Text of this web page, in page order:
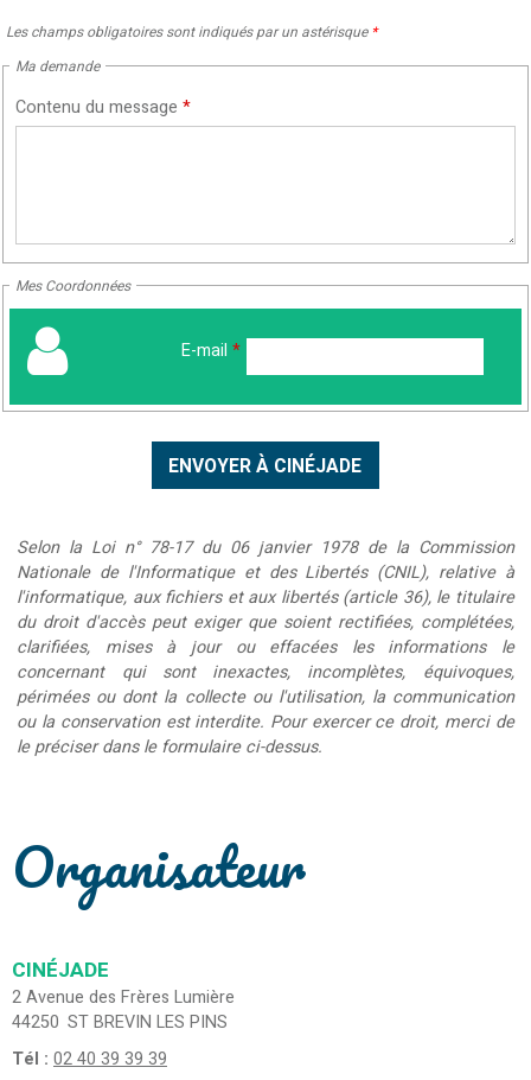
Les champs obligatoires sont indiqués par un astérisque *
Ma demande
Contenu du message *
Mes Coordonnées
E-mail *
Selon la Loi n° 78-17 du 06 janvier 1978 de la Commission
Nationale de l'Informatique et des Libertés (CNIL), relative à
l'informatique, aux fichiers et aux libertés (article 36), le titulaire
du droit d'accès peut exiger que soient rectifiées, complétées,
clarifiées, mises à jour ou effacées les informations le
concernant qui sont inexactes, incomplètes, équivoques,
périmées ou dont la collecte ou l'utilisation, la communication
ou la conservation est interdite. Pour exercer ce droit, merci de
le préciser dans le formulaire ci-dessus.
Organisateur
CINÉJADE
2 Avenue des Frères Lumière
44250 ST BREVIN LES PINS
Tél : 02 40 39 39 39